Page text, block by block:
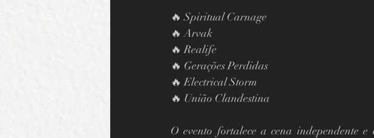
🔥 Spiritual Carnage
🔥 Arvak
🔥 Realife
🔥 Gerações Perdidas
🔥 Electrical Storm
🔥 União Clandestina
O evento fortalece a cena independente